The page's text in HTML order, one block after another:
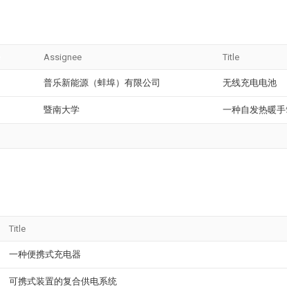
Assignee Title
普乐新能源（蚌埠）有限公司 无线充电电池
暨南大学 一种自发热暖
Title
一种便携式充电器
可携式装置的复合供电系统